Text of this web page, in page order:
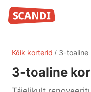
Kõik korterid / 3-toaline
3-toaline